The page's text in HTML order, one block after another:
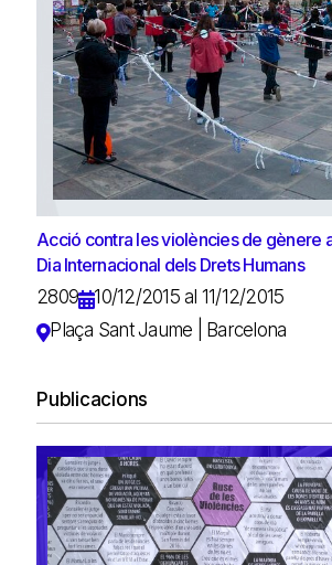
Acció contra les violències de gènere
Dia Internacional dels Drets Humans
2809
10/12/2015 al 11/12/2015
Plaça Sant Jaume | Barcelona
Publicacions